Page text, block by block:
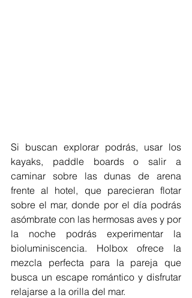
Si buscan explorar podrás, usar los
kayaks, paddle boards o salir a
caminar sobre las dunas de arena
frente al hotel, que parecieran flotar
sobre el mar, donde por el día podrás
asómbrate con las hermosas aves y por
la noche podrás experimentar la
bioluminiscencia. Holbox ofrece la
mezcla perfecta para la pareja que
busca un escape romántico y disfrutar
relajarse a la orilla del mar.